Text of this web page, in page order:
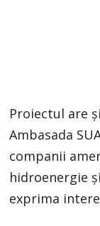
Proiectul are
Ambasada
companii
hidroenergie
exprima